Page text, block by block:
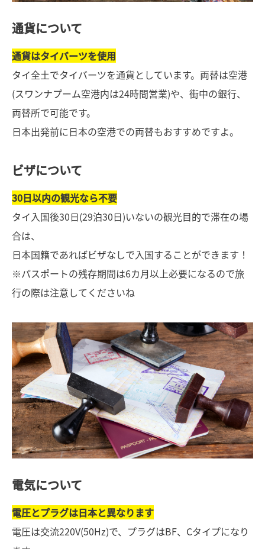
通貨について
通貨はタイバーツを使用
タイ全土でタイバーツを通貨としています。両替は空港
(スワンナプーム空港内は24時間営業)や、街中の銀行、
両替所で可能です。
日本出発前に日本の空港での両替もおすすめですよ。
ビザについて
30日以内の観光なら不要
タイ入国後30日(29泊30日)いないの観光目的で滞在の場
合は、
日本国籍であればビザなしで入国することができます！
※パスポートの残存期間は6カ月以上必要になるので旅
行の際は注意してくださいね
電気について
電圧とプラグは日本と異なります
電圧は交流220V(50Hz)で、プラグはBF、Cタイプになり